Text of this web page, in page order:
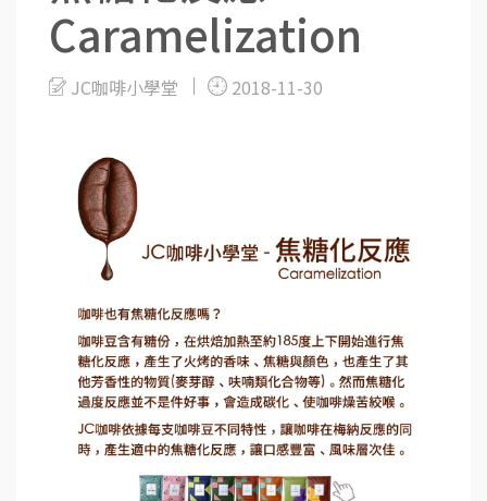
Caramelization
JC咖啡小學堂 2018-11-30